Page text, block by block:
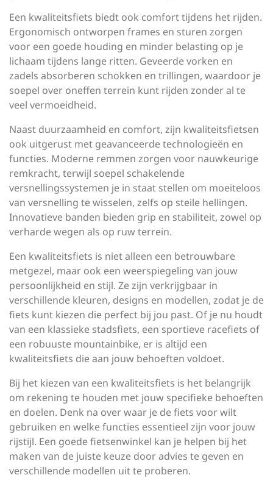
Een kwaliteitsfiets biedt ook comfort tijdens het rijden.
Ergonomisch ontworpen frames en sturen zorgen
voor een goede houding en minder belasting op je
lichaam tijdens lange ritten. Geveerde vorken en
zadels absorberen schokken en trillingen, waardoor je
soepel over oneffen terrein kunt rijden zonder al te
veel vermoeidheid.
Naast duurzaamheid en comfort, zijn kwaliteitsfietsen
ook uitgerust met geavanceerde technologieën en
functies. Moderne remmen zorgen voor nauwkeurige
remkracht, terwijl soepel schakelende
versnellingssystemen je in staat stellen om moeiteloos
van versnelling te wisselen, zelfs op steile hellingen.
Innovatieve banden bieden grip en stabiliteit, zowel op
verharde wegen als op ruw terrein.
Een kwaliteitsfiets is niet alleen een betrouwbare
metgezel, maar ook een weerspiegeling van jouw
persoonlijkheid en stijl. Ze zijn verkrijgbaar in
verschillende kleuren, designs en modellen, zodat je de
fiets kunt kiezen die perfect bij jou past. Of je nu houdt
van een klassieke stadsfiets, een sportieve racefiets of
een robuuste mountainbike, er is altijd een
kwaliteitsfiets die aan jouw behoeften voldoet.
Bij het kiezen van een kwaliteitsfiets is het belangrijk
om rekening te houden met jouw specifieke behoeften
en doelen. Denk na over waar je de fiets voor wilt
gebruiken en welke functies essentieel zijn voor jouw
rijstijl. Een goede fietsenwinkel kan je helpen bij het
maken van de juiste keuze door advies te geven en
verschillende modellen uit te proberen.